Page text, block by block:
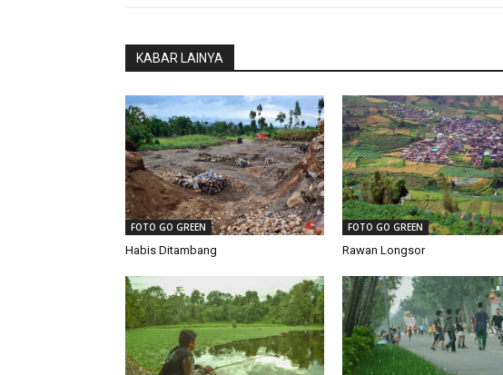
KABAR LAINYA
FOTO GO GREEN
Habis Ditambang
FOTO GO GREEN
Rawan Longsor